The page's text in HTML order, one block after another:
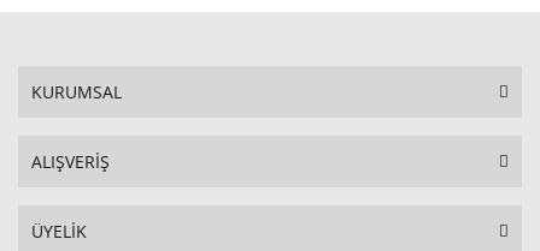
KURUMSAL
ALIŞVERİŞ
ÜYELİK